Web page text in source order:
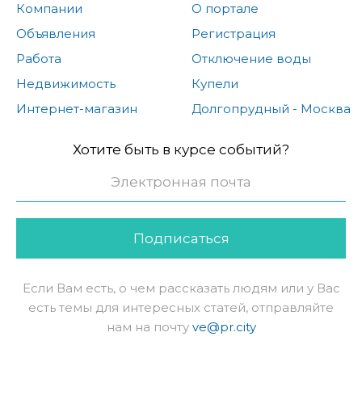
Компании
Объявления
Работа
Недвижимость
Интернет-магазин
О портале
Регистрация
Отключение воды
Купели
Долгопрудный - Москва
Хотите быть в курсе событий?
Подписаться
Если Вам есть, о чем рассказать людям или у Вас
есть темы для интересных статей, отправляйте
нам на почту ve@pr.city